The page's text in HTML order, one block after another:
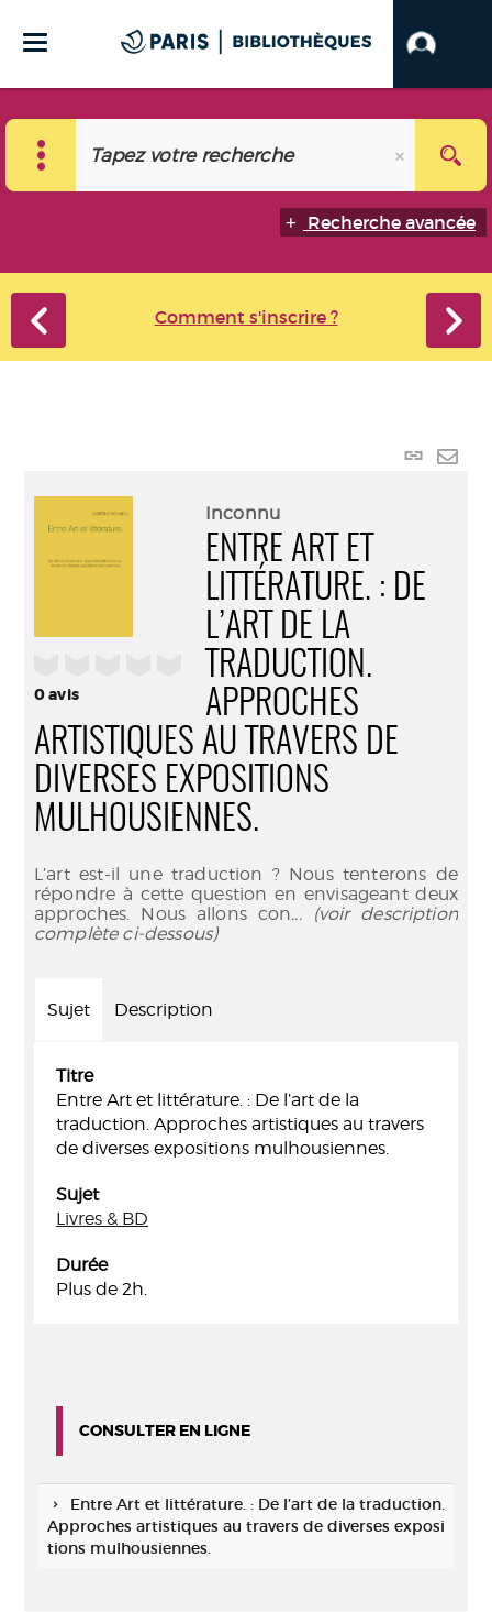
Recherche avancée
Comment s'inscrire ?
Lien
0avis
Inconnu
ENTRE ART ET
LITTÉRATURE. : DE
L’ART DE LA
TRADUCTION.
APPROCHES
ARTISTIQUES AU TRAVERS DE
DIVERSES EXPOSITIONS
MULHOUSIENNES.
L’art est-il une traduction ? Nous tenterons de
répondre à cette question en envisageant deux
approches. Nous allons con... (voir description
complète ci-dessous)
Sujet Description
Titre
Entre Art et littérature. : De l’art de la
traduction. Approches artistiques au travers
de diverses expositions mulhousiennes.
Sujet
Livres & BD
Durée
Plus de 2h.
CONSULTER EN LIGNE
Entre Art et littérature. : De l’art de la traduction.
Approches artistiques au travers de diverses exposi
tions mulhousiennes.